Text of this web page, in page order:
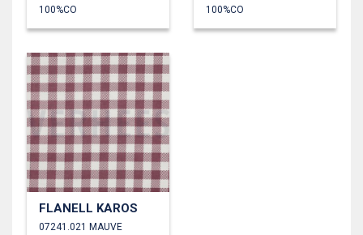
100%CO
100%CO
FLANELL KAROS
07241.021 MAUVE